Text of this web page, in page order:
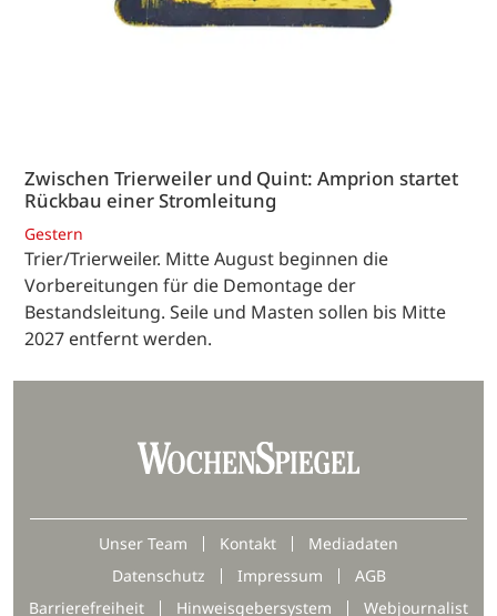
Zwischen Trierweiler und Quint: Amprion startet
Rückbau einer Stromleitung
Gestern
Trier/Trierweiler. Mitte August beginnen die
Vorbereitungen für die Demontage der
Bestandsleitung. Seile und Masten sollen bis Mitte
2027 entfernt werden.
Unser Team Kontakt
Mediadaten
Datenschutz
Impressum
AGB
Barrierefreiheit
Hinweisgebersystem Webjournalist